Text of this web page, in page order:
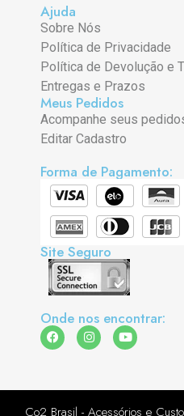
Ajuda
Sobre Nós
Política de Privacidade
Política de Devolução e
Entregas e Prazos
Meus Pedidos
Acompanhe seus
Editar Cadastro
Forma de Pagamento:
Site Seguro
Onde nos encontrar:
Co2 Brasil - Acessórios e